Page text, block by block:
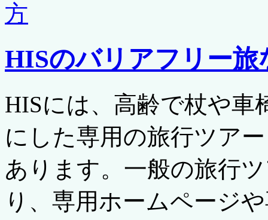
方
HISのバリアフリー旅
HISには、高齢で杖や車
にした専用の旅行ツア
あります。一般の旅行
り、専用ホームページ